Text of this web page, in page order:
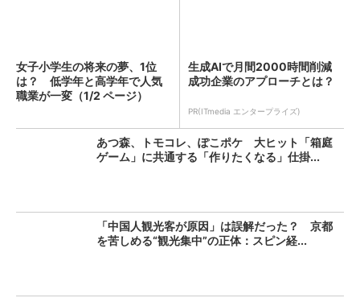
女子小学生の将来の夢、1位
は？ 低学年と高学年で人気
職業が一変（1/2 ページ）
生成AIで月間2000時間削減
成功企業のアプローチとは？
PR(ITmedia エンタープライズ)
あつ森、トモコレ、ぽこポケ 大ヒット「箱庭
ゲーム」に共通する「作りたくなる」仕掛...
「中国人観光客が原因」は誤解だった？ 京都
を苦しめる“観光集中”の正体：スピン経...